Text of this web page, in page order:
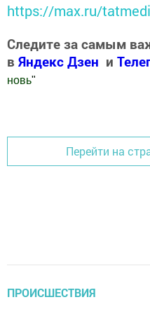
https://max.ru/
Следите за самым
в Яндекс Дзен и
новь"
Перейти на
ПРОИСШЕСТВИЯ